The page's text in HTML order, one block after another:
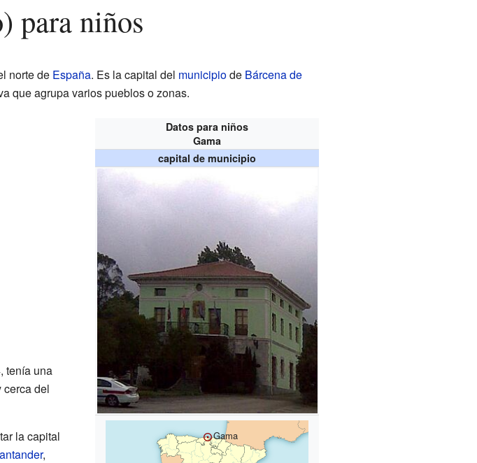
para niños
norte de España. Es la capital del municipiode Bárcena de
que agrupa varios pueblos o zonas.
Datos para niños
Gama
capital de municipio
Gama
tenía una
cerca del
la capital
,